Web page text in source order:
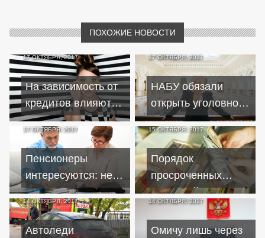
ПОХОЖИЕ НОВОСТИ
17 ОКТЯБРЯ, 2017
На зависимость от
кредитов влияют
имена?
17 ОКТЯБРЯ, 2017
НАБУ обязали
открыть уголовное
дело против
Гонтаревой
17 ОКТЯБРЯ, 2017
Пенсионеры
интересуются: не
кредит ли им
выдали вместо
доплаты?
15 ОКТЯБРЯ, 2017
Порядок
просроченных
платежей по
кредитам изменят в
интересах
14 ОКТЯБРЯ, 2017
Автоледи
14 ОКТЯБРЯ, 2017
Омичу лишь через